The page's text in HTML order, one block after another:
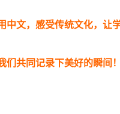
中文，感受传统文化，让
们共同记录下美好的瞬间！